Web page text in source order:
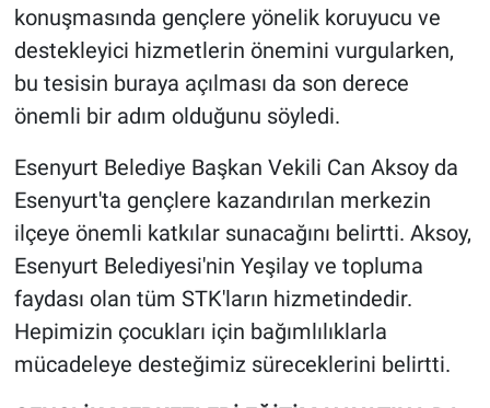
konuşmasında gençlere yönelik koruyucu ve
destekleyici hizmetlerin önemini vurgularken,
bu tesisin buraya açılması da son derece
önemli bir adım olduğunu söyledi.
Esenyurt Belediye Başkan Vekili Can Aksoy da
Esenyurt'ta gençlere kazandırılan merkezin
ilçeye önemli katkılar sunacağını belirtti. Aksoy,
Esenyurt Belediyesi'nin Yeşilay ve topluma
faydası olan tüm STK'ların hizmetindedir.
Hepimizin çocukları için bağımlılıklarla
mücadeleye desteğimiz süreceklerini belirtti.